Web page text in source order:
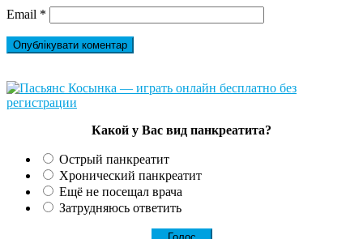
Email *
Какой у Вас вид панкреатита?
Острый панкреатит
Хронический панкреатит
Ещё не посещал врача
Затрудняюсь ответить